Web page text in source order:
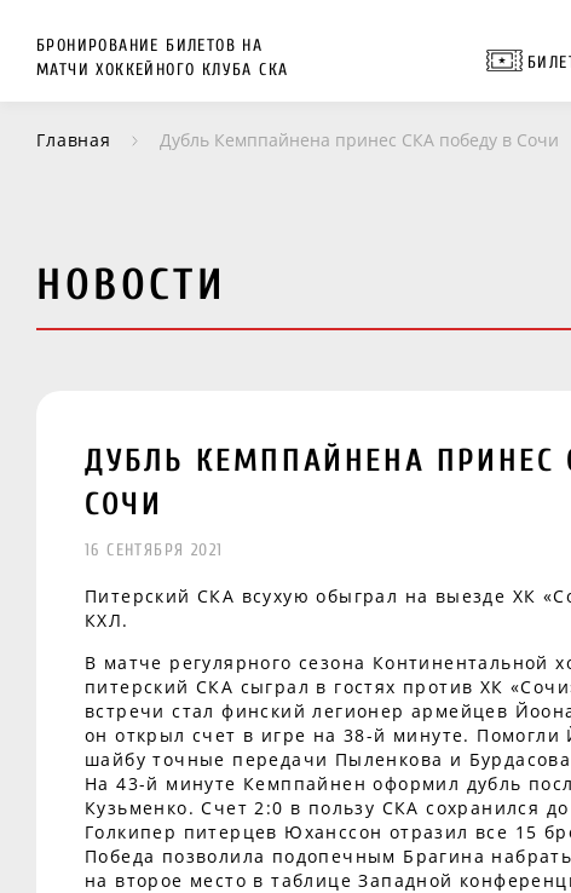
БРОНИРОВАНИЕ БИЛЕТОВ НА
МАТЧИ ХОККЕЙНОГО КЛУБА СКА
Главная Дубль Кемппайнена принес СКА победу в Сочи
НОВОСТИ
ДУБЛЬ КЕМППАЙНЕНА ПРИНЕС
СОЧИ
16 СЕНТЯБРЯ 2021
Питерский СКА всухую обыграл на выезде ХК
КХЛ.
В матче регулярного сезона Континентальной
питерский СКА сыграл в гостях против ХК
встречи стал финский легионер армейцев
он открыл счет в игре на 38-й минуте. Помогли
шайбу точные передачи Пыленкова и
На 43-й минуте Кемппайнен оформил дубль
Кузьменко. Счет 2:0 в пользу СКА сохранился
Голкипер питерцев Юханссон отразил все 15
Победа позволила подопечным Брагина
на второе место в таблице Западной